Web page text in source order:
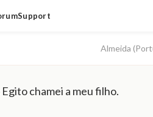
Support
Almeida
chamei a meu filho.